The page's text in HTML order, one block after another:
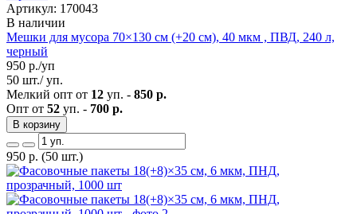
Артикул: 170043
В наличии
Мешки для мусора 70×130 см (+20 см), 40 мкм , ПВД, 240 л,
черный
950 р./уп
50 шт./ уп.
Мелкий опт от 12 уп. - 850 р.
Опт от 52 уп. - 700 р.
В корзину
950 р. (50 шт.)